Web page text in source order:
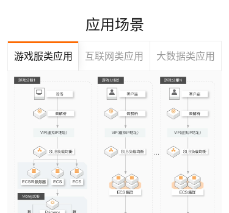
应用场景
游戏服类应用 互联网类应用 大数据类应用